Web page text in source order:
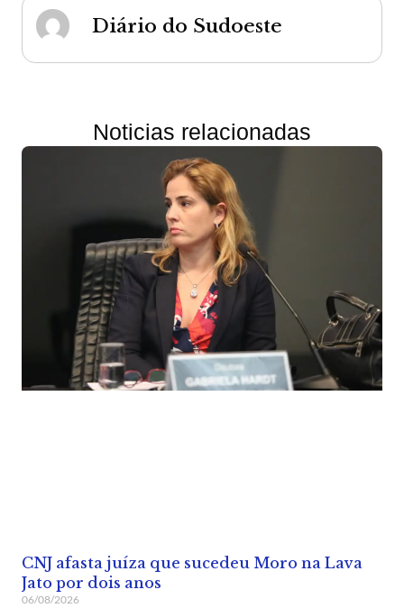
Diário do Sudoeste
Noticias relacionadas
CNJ afasta juíza que sucedeu Moro na Lava
Jato por dois anos
06/08/2026